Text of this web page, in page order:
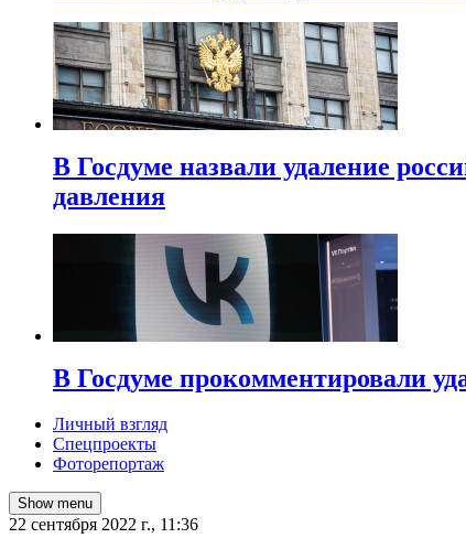
В Госдуме назвали удаление
давления
В Госдуме прокомментировали
Личный взгляд
Спецпроекты
Фоторепортаж
Show menu
22 сентября 2022 г., 11:36